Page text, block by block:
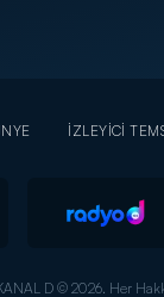
İZLEYİCİ
D © 2026. Her